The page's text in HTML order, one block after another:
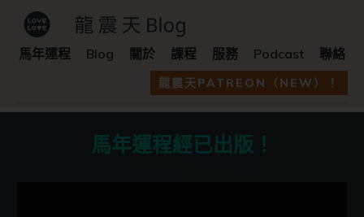
馬年運程 Blog 關於 課程 服務 Podcast 聯絡
龍震天PATREON（NEW）！
馬年運程經已出版！